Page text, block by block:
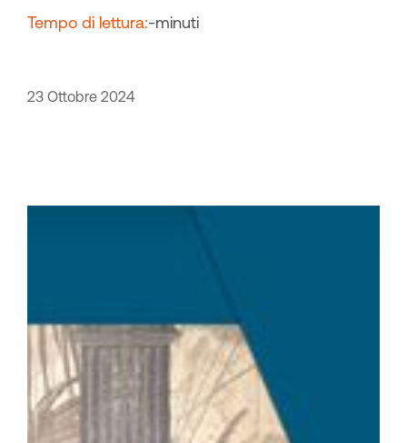
Tempo di lettura:-minuti
23 Ottobre 2024